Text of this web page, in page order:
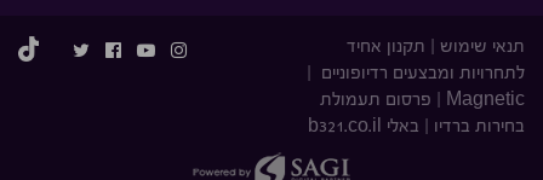
תנאי שימוש
תקנון אחיד
לתחרויות ומבצעים רדיופוניים
Magnetic
פרסום תעמולת
בחירות ברדיו
באלי b321.co.il